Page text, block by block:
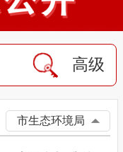
高级
市生态环境局